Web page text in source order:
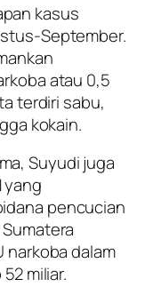
kasus
September.
atau 0,5
terdiri sabu,
kokain.
Suyudi juga
yang
pencucian
narkoba dalam
miliar.